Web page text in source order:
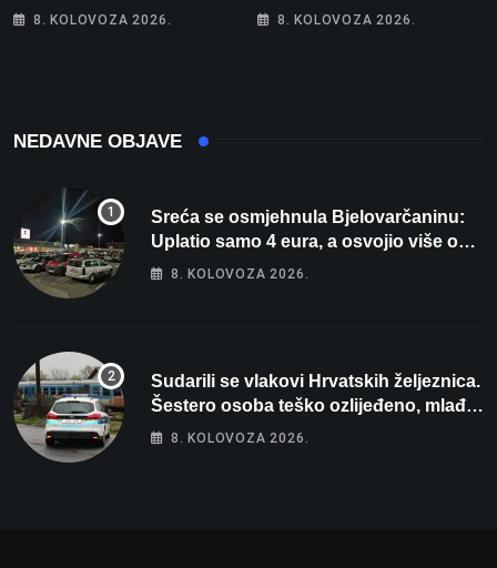
Parizu predstavlja
8. KOLOVOZA 2026.
posebno na meti ovi
8. KOLOVOZA 2026.
NEDAVNE OBJAVE
Sreća se osmjehnula Bjelovarčaninu:
Uplatio samo 4 eura, a osvojio više od
80 tisuća eura
8. KOLOVOZA 2026.
Sudarili se vlakovi Hrvatskih željeznica.
Šestero osoba teško ozlijeđeno, mlađa
žena na intenzivnoj
8. KOLOVOZA 2026.